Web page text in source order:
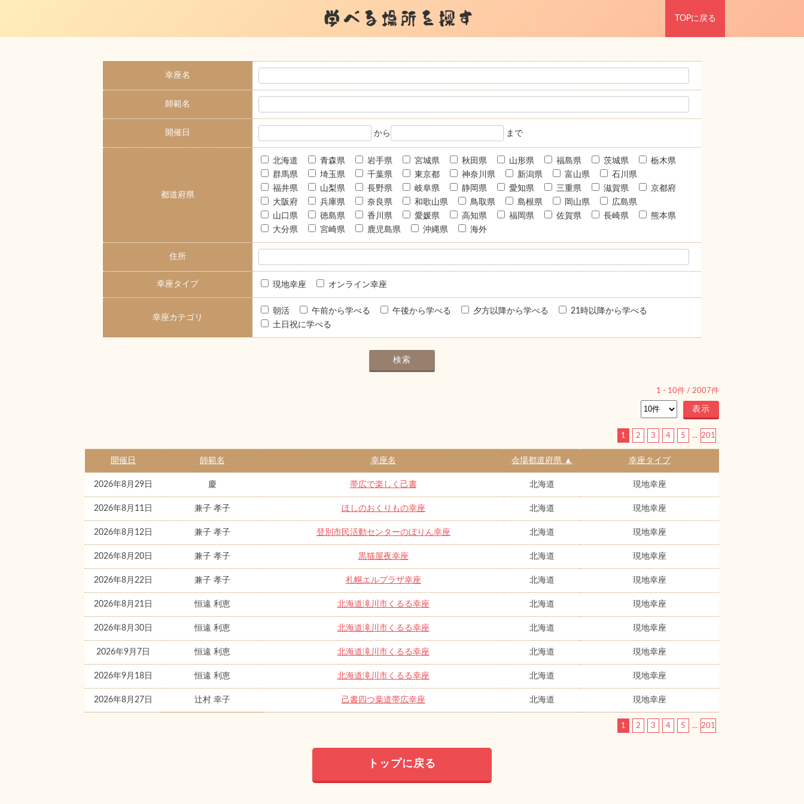
学べる場所を探す TOPに戻る
幸座名
師範名
開催日 から まで
都道府県
北海道 青森県 岩手県 宮城県 秋田県 山形県 福島県 茨城県
栃木県
群馬県
埼玉県 千葉県 東京都 神奈川県 新潟県 富山県
石川県
福井県
山梨県 長野県 岐阜県 静岡県 愛知県 三重県 滋賀県
京都府
大阪府
兵庫県 奈良県 和歌山県 鳥取県 島根県 岡山県
広島県
山口県
徳島県 香川県 愛媛県 高知県 福岡県 佐賀県 長崎県
熊本県
大分県
宮崎県 鹿児島県 沖縄県 海外
住所
幸座タイプ 現地幸座 オンライン幸座
幸座カテゴリ
朝活 午前から学べる 午後から学べる 夕方以降から学べる
21時以降から学べる
土日祝に学べる
1 - 10件 / 2007件
1 2 3 4 5 ... 201
開催日 師範名 幸座名 会場都道府県 ▲ 幸座タイプ
2026年8月29日 慶 帯広で楽しく己書 北海道 現地幸座
2026年8月11日 兼子 孝子 ほしのおくりもの幸座 北海道 現地幸座
2026年8月12日 兼子 孝子 登別市民活動センターのぼりん幸座 北海道 現地幸座
2026年8月20日 兼子 孝子 黒猫屋夜幸座 北海道 現地幸座
2026年8月22日 兼子 孝子 札幌エルプラザ幸座 北海道 現地幸座
2026年8月21日 恒遠 利恵 北海道滝川市くるる幸座 北海道 現地幸座
2026年8月30日 恒遠 利恵 北海道滝川市くるる幸座 北海道 現地幸座
2026年9月7日 恒遠 利恵 北海道滝川市くるる幸座 北海道 現地幸座
2026年9月18日 恒遠 利恵 北海道滝川市くるる幸座 北海道 現地幸座
2026年8月27日 辻村 幸子 己書四つ葉道帯広幸座 北海道 現地幸座
1 2 3 4 5 ... 201
トップに戻る